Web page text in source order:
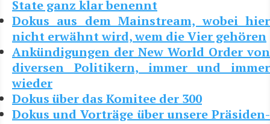
Sta­te ganz klar benennt
Dokus aus dem Main­stream, wobei hier
nicht erwähnt wird, wem die Vier gehören
Ankün­di­gun­gen der New World Order von
diver­sen Poli­ti­kern, immer und immer
wieder
Dokus über das Komi­tee der 300
Dokus und Vor­trä­ge über unse­re Prä­si­den­